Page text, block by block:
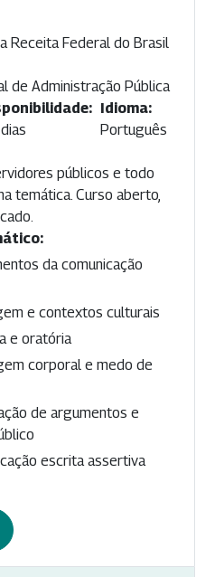
Receita Federal do Brasil
de Administração Pública
Idioma:
Português
públicos e todo
temática. Curso aberto,
da comunicação
e contextos culturais
e oratória
corporal e medo de
de argumentos e
escrita assertiva